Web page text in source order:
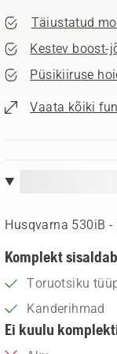
Täiustatud
Kestev boost-
Püsikiiruse
Vaata kõiki
Husqvarna 530iB -
Komplekt
Toruotsiku
Kanderihmad
Ei kuulu